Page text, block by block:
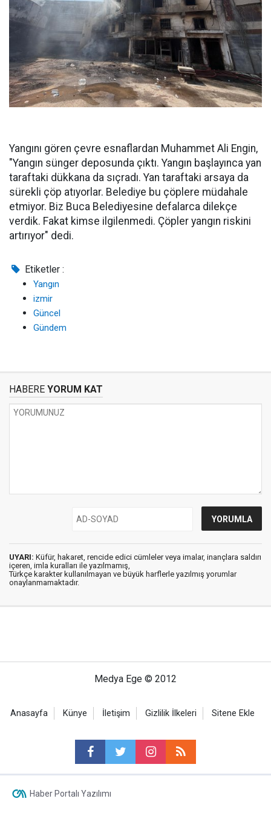
Yangını gören çevre esnaflardan Muhammet Ali Engin,
"Yangın sünger deposunda çıktı. Yangın başlayınca yan
taraftaki dükkana da sıçradı. Yan taraftaki arsaya da
sürekli çöp atıyorlar. Belediye bu çöplere müdahale
etmiyor. Biz Buca Belediyesine defalarca dilekçe
verdik. Fakat kimse ilgilenmedi. Çöpler yangın riskini
artırıyor" dedi.
Etiketler :
Yangın
izmir
Güncel
Gündem
HABERE YORUM KAT
UYARI: Küfür, hakaret, rencide edici cümleler veya imalar, inançlara saldırı
içeren, imla kuralları ile yazılmamış,
Türkçe karakter kullanılmayan ve büyük harflerle yazılmış yorumlar
onaylanmamaktadır.
Medya Ege © 2012
Anasayfa Künye İletişim Gizlilik İlkeleri Sitene Ekle
Haber Portalı Yazılımı